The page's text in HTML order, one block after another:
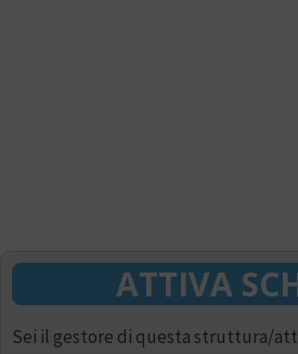
ATTIVA
Sei il gestore di questa struttura/